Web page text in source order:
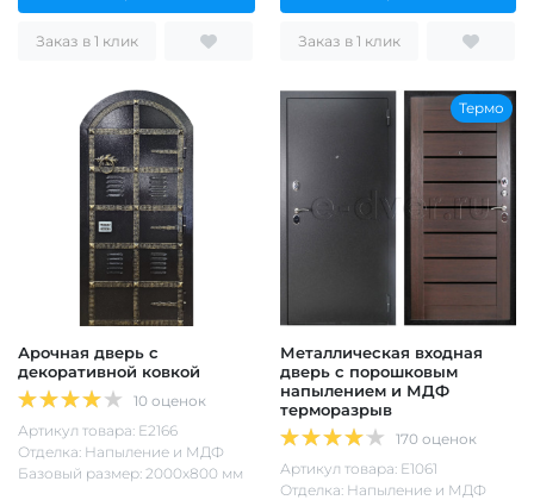
Заказ в 1 клик Заказ в 1 клик
Арочная дверь с
декоративной ковкой
10 оценок
Артикул товара: Е2166
Отделка: Напыление и МДФ
Базовый размер: 2000х800 мм
Термо
Металлическая входная
дверь с порошковым
напылением и МДФ
терморазрыв
170 оценок
Артикул товара: Е1061
Отделка: Напыление и МДФ